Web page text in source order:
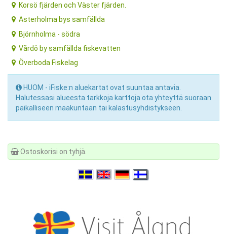
Korsö fjärden och Väster fjärden.
Asterholma bys samfällda
Björnholma - södra
Vårdö by samfällda fiskevatten
Överboda Fiskelag
HUOM - iFiske:n aluekartat ovat suuntaa antavia.
Halutessasi alueesta tarkkoja karttoja ota yhteyttä suoraan
paikalliseen maakuntaan tai kalastusyhdistykseen.
Ostoskorisi on tyhjä.